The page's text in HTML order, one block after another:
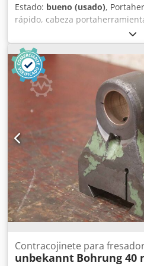
Estado: bueno (usado),
rápido, cabeza
cambio rápido,
taladrado de cambio rápido,
barras de taladrar de cambio
portatorno de cambio rápido,
portaherramientas de torno
doble, portaherramientas de
portaherramientas de torno
cuádruple, portaherramientas
cuádruple -Portaherramientas
Portaherramientas portabarras
rápido cuádruple -
Credpowvpvgofx Akkef -Altura
Longitud de sujeción: 200 mm -
285 mm -Peso: 30,3 kg.
Contracojinete para
unbekannt Bohrung 40